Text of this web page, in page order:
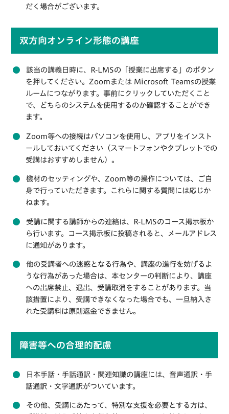
だく場合がございます。
双方向オンライン形態の講座
該当の講義日時に、R-LMSの「授業に出席する」のボタン
を押してください。Zoomまたは Microsoft Teamsの授業
ルームにつながります。事前にクリックしていただくこと
で、どちらのシステムを使用するのか確認することができ
ます。
Zoom等への接続はパソコンを使用し、アプリをインスト
ールしておいてください（スマートフォンやタブレットでの
受講はおすすめしません）。
機材のセッティングや、Zoom等の操作については、ご自
身で行っていただきます。これらに関する質問には応じか
ねます。
受講に関する講師からの連絡は、R-LMSのコース掲示板か
ら行います。コース掲示板に投稿されると、メールアドレス
に通知があります。
他の受講者への迷惑となる行為や、講座の進行を妨げるよ
うな行為があった場合は、本センターの判断により、講座
への出席禁止、退出、受講取消をすることがあります。当
該措置により、受講できなくなった場合でも、一旦納入さ
れた受講料は原則返金できません。
障害等への合理的配慮
日本手話・手話通訳・関連知識の講座には、音声通訳・手
話通訳・文字通訳がついています。
その他、受講にあたって、特別な支援を必要とする方は、